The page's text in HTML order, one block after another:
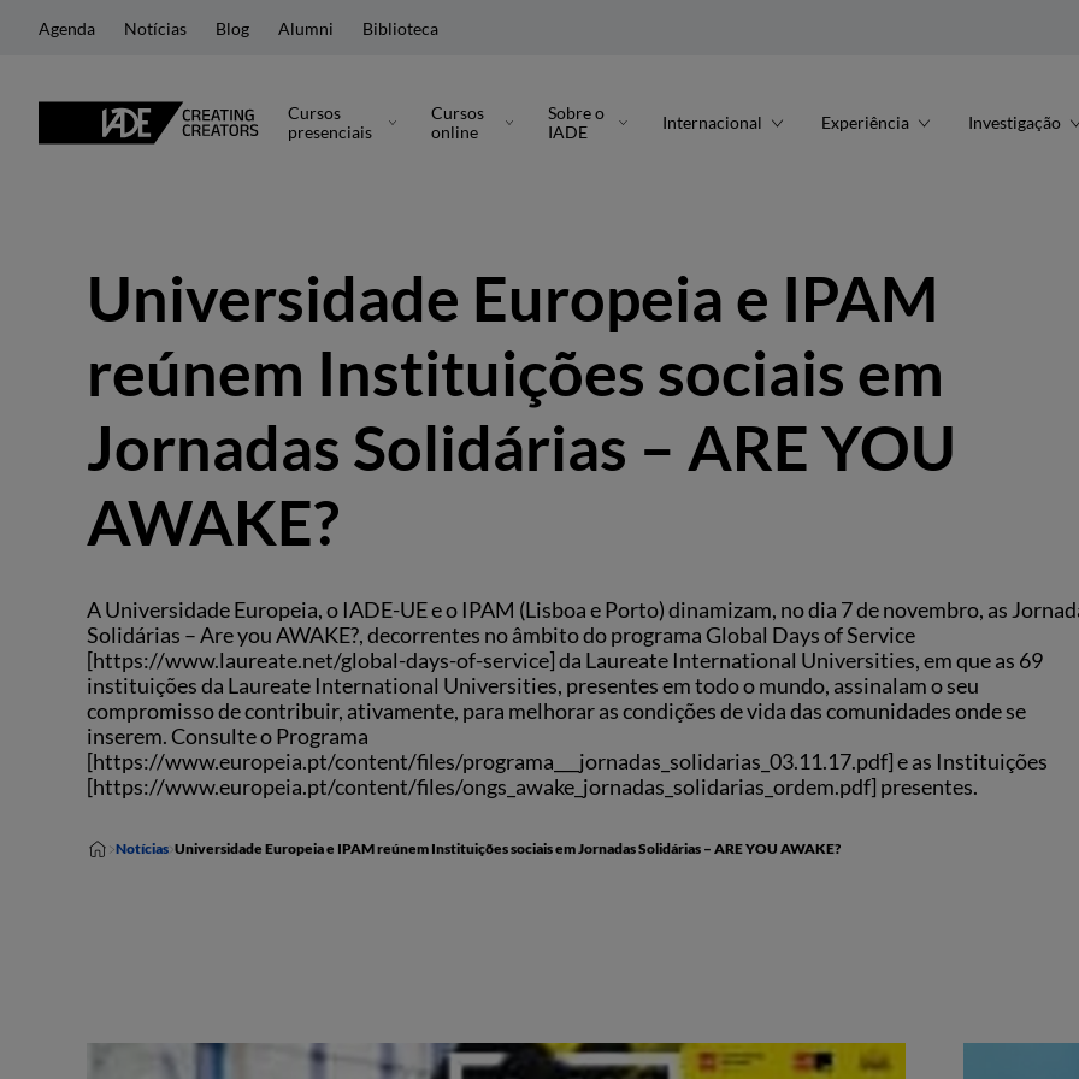
Agenda Notícias Blog Alumni Biblioteca
Cursos
presenciais
Cursos
online
Sobre o
IADE
Internacional Experiência Investigação
Universidade Europeia e IPAM
reúnem Instituições sociais em
Jornadas Solidárias – ARE YOU
AWAKE?
A Universidade Europeia, o IADE-UE e o IPAM (Lisboa e Porto) dinamizam, no dia 7 de novembro, as
Solidárias – Are you AWAKE?, decorrentes no âmbito do programa Global Days of Service
[https://www.laureate.net/global-days-of-service] da Laureate International Universities, em que as 69
instituições da Laureate International Universities, presentes em todo o mundo, assinalam o seu
compromisso de contribuir, ativamente, para melhorar as condições de vida das comunidades onde se
inserem. Consulte o Programa
[https://www.europeia.pt/content/files/programa___jornadas_solidarias_03.11.17.pdf] e as Instituições
[https://www.europeia.pt/content/files/ongs_awake_jornadas_solidarias_ordem.pdf] presentes.
Notícias Universidade Europeia e IPAM reúnem Instituições sociais em Jornadas Solidárias – ARE YOU AWAKE?